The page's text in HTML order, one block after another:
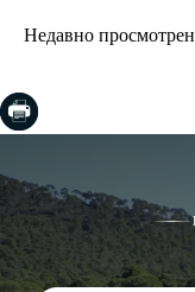
Недавно